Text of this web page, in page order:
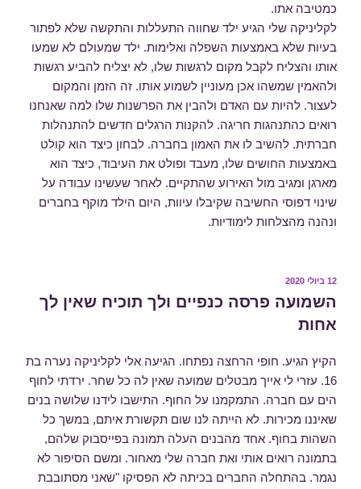
כמטיבה אתו.
לקליניקה שלי הגיע ילד שחווה התעללות והתקשה שלא לפתור
בעיות שלא באמצעות השפלה ואלימות. ילד שמעולם לא שמעו
אותו והצליח לקבל מקום לרגשות שלו, לא יצליח להביע רגשות
ולהאמין שמשהו אכן מעוניין לשמוע אותו. זה הזמן והמקום
לעצור. להיות עם האדם ולהבין את הפרשנות שלו למה שאנחנו
רואים כהתנהגות חריגה. להקנות הרגלים חדשים להתנהלות
חברתית. להשיב לו את האמון בחברה. לבחון כיצד הוא קולט
באמצעות החושים שלו, מעבד ופולט את העיבוד, כיצד הוא
מארגן ומגיב מול האירוע שהתקיים. לאחר שעשינו עבודה על
שינוי דפוסי החשיבה שקיבלו עיוות, היום הילד מוקף בחברים
ונהנה מהצלחות לימודיות.
פורסם
12 ביולי 2020
השמועה פרסה כנפיים ולך תוכיח שאין לך
אחות
הקיץ הגיע. חופי הרחצה נפתחו. הגיעה אלי לקליניקה נערה בת
16. עזרי לי אייך מבטלים שמועה שאין לה כל שחר. ירדתי לחוף
הים עם חברה. התמקמנו על החוף. התישבו לידנו שלושה בנים
שאיננו מכירות. לא הייתה לנו שום תקשורת איתם, במשך כל
השהות בחוף. אחד מהבנים העלה תמונה בפייסבוק שלהם,
בתמונה רואים אותי ואת חברה שלי מאחור. ומשם הסיפור לא
נגמר. בהתחלה החברים בכיתה לא הפסיקו "שאני מסתובבת